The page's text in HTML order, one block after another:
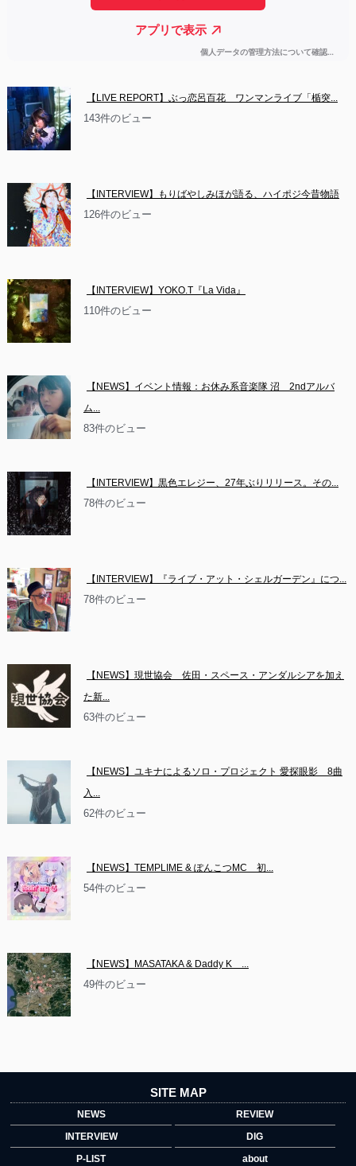
【LIVE REPORT】ぶっ恋呂百花　ワンマンライブ「楯突...
143件のビュー
【INTERVIEW】もりばやしみほが語る、ハイポジ今昔物語
126件のビュー
【INTERVIEW】YOKO.T『La Vida』
110件のビュー
【NEWS】イベント情報：お休み系音楽隊 沼　2ndアルバ
ム...
83件のビュー
【INTERVIEW】黒色エレジー、27年ぶりリリース。その...
78件のビュー
【INTERVIEW】『ライブ・アット・シェルガーデン』につ...
78件のビュー
【NEWS】現世協会　佐田・スペース・アンダルシアを加え
た新...
63件のビュー
【NEWS】ユキナによるソロ・プロジェクト 愛探眼影　8曲
入...
62件のビュー
【NEWS】TEMPLIME & ぽんこつMC　初...
54件のビュー
【NEWS】MASATAKA & Daddy K　...
49件のビュー
SITE MAP
NEWS
REVIEW
INTERVIEW
DIG
P-LIST
about